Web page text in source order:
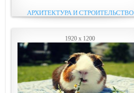
АРХИТЕКТУРА И СТРОИТЕЛЬСТВО
1920 x 1200